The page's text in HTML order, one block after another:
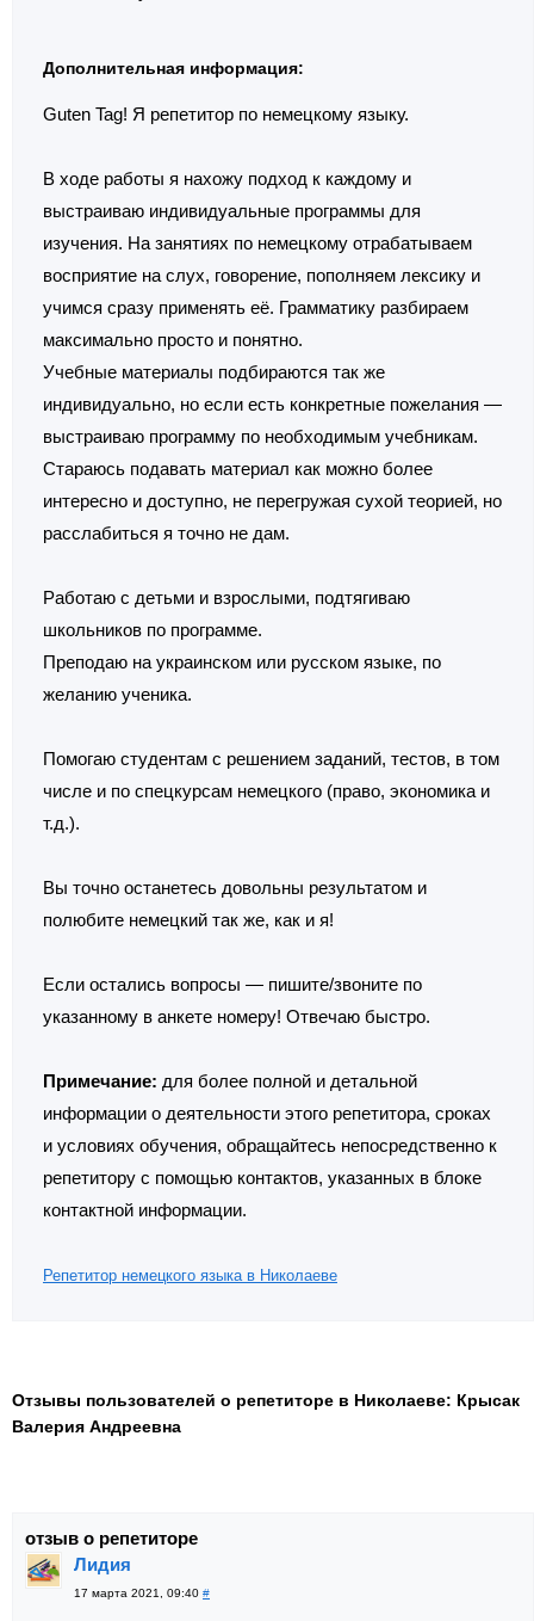
Дополнительная информация:
Guten Tag! Я репетитор по немецкому языку.
В ходе работы я нахожу подход к каждому и
выстраиваю индивидуальные программы для
изучения. На занятиях по немецкому отрабатываем
восприятие на слух, говорение, пополняем лексику и
учимся сразу применять её. Грамматику разбираем
максимально просто и понятно.
Учебные материалы подбираются так же
индивидуально, но если есть конкретные пожелания —
выстраиваю программу по необходимым учебникам.
Стараюсь подавать материал как можно более
интересно и доступно, не перегружая сухой теорией, но
расслабиться я точно не дам.
Работаю с детьми и взрослыми, подтягиваю
школьников по программе.
Преподаю на украинском или русском языке, по
желанию ученика.
Помогаю студентам с решением заданий, тестов, в том
числе и по спецкурсам немецкого (право, экономика и
т.д.).
Вы точно останетесь довольны результатом и
полюбите немецкий так же, как и я!
Если остались вопросы — пишите/звоните по
указанному в анкете номеру! Отвечаю быстро.
Примечание: для более полной и детальной
информации о деятельности этого репетитора, сроках
и условиях обучения, обращайтесь непосредственно к
репетитору с помощью контактов, указанных в блоке
контактной информации.
Репетитор немецкого языка в Николаеве
Отзывы пользователей о репетиторе в Николаеве: Крысак
Валерия Андреевна
отзыв о репетиторе
Лидия
17 марта 2021, 09:40 #